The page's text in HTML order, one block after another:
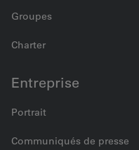
Groupes
Charter
Entreprise
Portrait
Communiqués de presse